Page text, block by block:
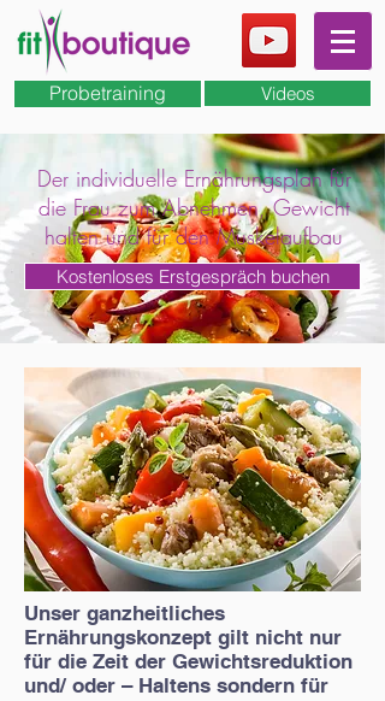
Probetraining Videos
Der individuelle Ernährungsplan für
die Frau zum Abnehmen, Gewicht
halten und für den Muskelaufbau
Kostenloses Erstgespräch buchen
Unser ganzheitliches
Ernährungskonzept gilt nicht nur
für die Zeit der Gewichtsreduktion
und/ oder – Haltens sondern für